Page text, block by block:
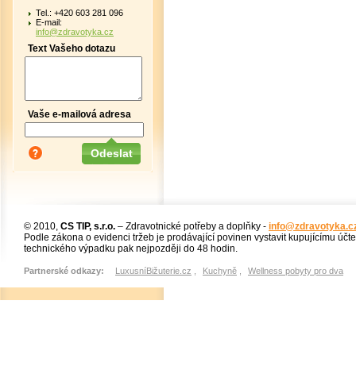
Tel.: +420 603 281 096
E-mail:
info@zdravotyka.cz
Text Vašeho dotazu
Vaše e-mailová adresa
© 2010, CS TIP, s.r.o. – Zdravotnické potřeby a doplňky -
Podle zákona o evidenci tržeb je prodávající povinen vystavit kupujícímu
technického výpadku pak nejpozději do 48 hodin.
Partnerské odkazy: LuxusníBižuterie.cz Kuchyně Wellness pobyty pro dva